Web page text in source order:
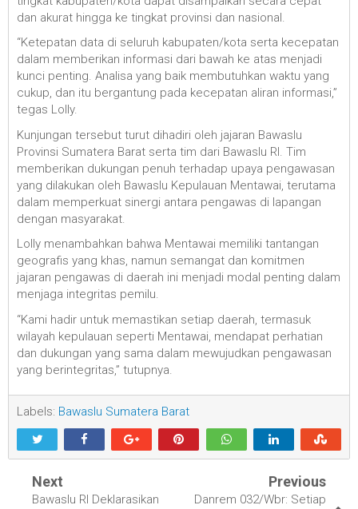
dan akurat hingga ke tingkat provinsi dan nasional.
“Ketepatan data di seluruh kabupaten/kota serta kecepatan
dalam memberikan informasi dari bawah ke atas menjadi
kunci penting. Analisa yang baik membutuhkan waktu yang
cukup, dan itu bergantung pada kecepatan aliran informasi,”
tegas Lolly.
Kunjungan tersebut turut dihadiri oleh jajaran Bawaslu
Provinsi Sumatera Barat serta tim dari Bawaslu RI. Tim
memberikan dukungan penuh terhadap upaya pengawasan
yang dilakukan oleh Bawaslu Kepulauan Mentawai, terutama
dalam memperkuat sinergi antara pengawas di lapangan
dengan masyarakat.
Lolly menambahkan bahwa Mentawai memiliki tantangan
geografis yang khas, namun semangat dan komitmen
jajaran pengawas di daerah ini menjadi modal penting dalam
menjaga integritas pemilu.
“Kami hadir untuk memastikan setiap daerah, termasuk
wilayah kepulauan seperti Mentawai, mendapat perhatian
dan dukungan yang sama dalam mewujudkan pengawasan
yang berintegritas,” tutupnya.
Labels: Bawaslu Sumatera Barat
Next
Bawaslu RI Deklarasikan
Previous
Danrem 032/Wbr: Setiap